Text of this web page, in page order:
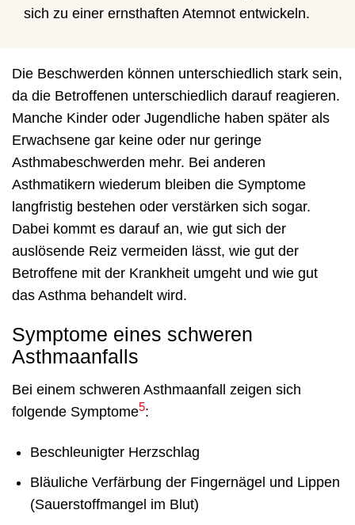
sich zu einer ernsthaften Atemnot entwickeln.
Die Beschwerden können unterschiedlich stark sein,
da die Betroffenen unterschiedlich darauf reagieren.
Manche Kinder oder Jugendliche haben später als
Erwachsene gar keine oder nur geringe
Asthmabeschwerden mehr. Bei anderen
Asthmatikern wiederum bleiben die Symptome
langfristig bestehen oder verstärken sich sogar.
Dabei kommt es darauf an, wie gut sich der
auslösende Reiz vermeiden lässt, wie gut der
Betroffene mit der Krankheit umgeht und wie gut
das Asthma behandelt wird.
Symptome eines schweren
Asthmaanfalls
Bei einem schweren Asthmaanfall zeigen sich
folgende Symptome5:
Beschleunigter Herzschlag
Bläuliche Verfärbung der Fingernägel und Lippen
(Sauerstoffmangel im Blut)